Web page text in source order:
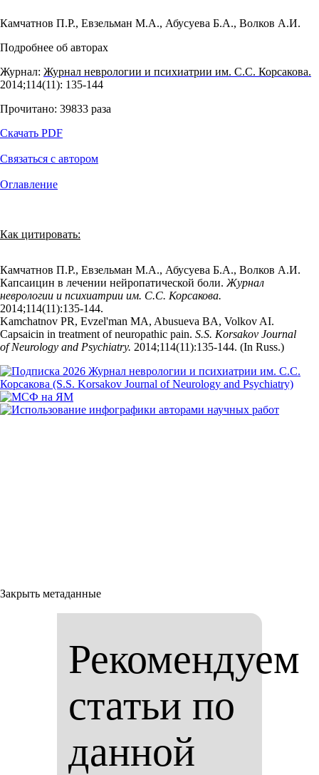
Камчатнов П.Р., Евзельман М.А., Абусуева Б.А., Волков А.И.
Подробнее об авторах
Журнал: Журнал неврологии и психиатрии им. С.С. Корсакова.
2014;114(11): 135‑144
Прочитано: 39833 раза
Скачать PDF
Связаться с автором
Оглавление
Как цитировать:
Камчатнов П.Р., Евзельман М.А., Абусуева Б.А., Волков А.И.
Капсаицин в лечении нейропатической боли. Журнал
неврологии и психиатрии им. С.С. Корсакова.
2014;114(11):135‑144.
Kamchatnov PR, Evzel'man MA, Abusueva BA, Volkov AI.
Capsaicin in treatment of neuropathic pain. S.S. Korsakov Journal
of Neurology and Psychiatry. 2014;114(11):135‑144. (In Russ.)
Закрыть метаданные
Рекомендуем
статьи по
данной